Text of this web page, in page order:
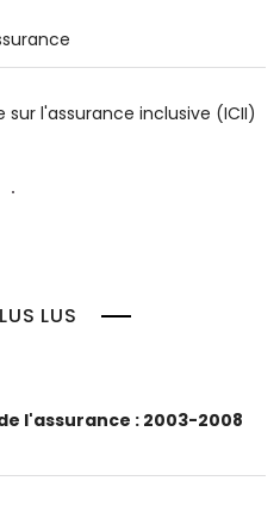
l'assurance inclusive (ICII)
LUS
l'assurance : 2003-2008